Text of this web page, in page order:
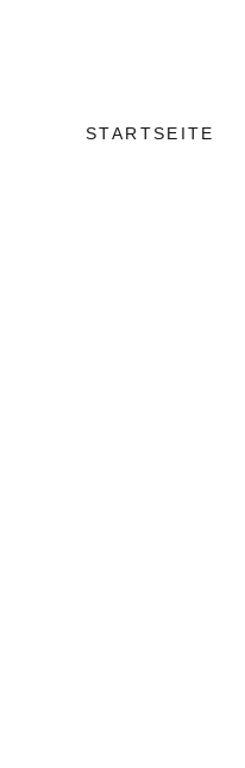
STARTSEITE